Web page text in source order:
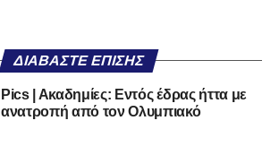
ΔΙΑΒΆΣΤΕ ΕΠΊΣΗΣ
Pics | Aκαδημίες: Εντός έδρας ήττα με
ανατροπή από τον Ολυμπιακό